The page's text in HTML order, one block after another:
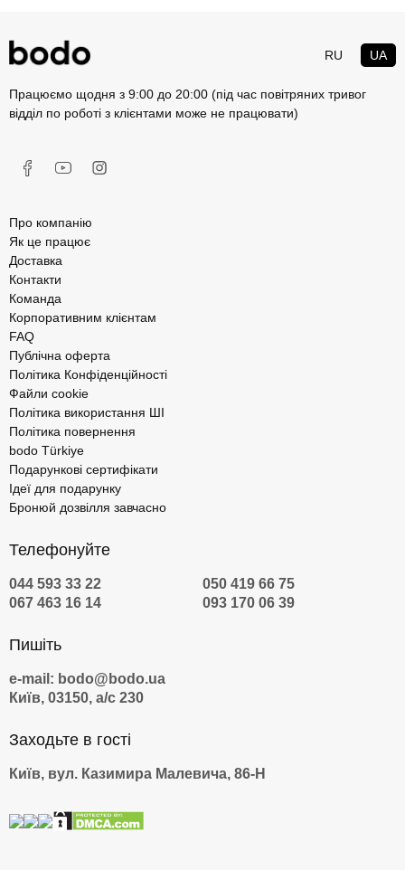
RU UA
Працюємо щодня з 9:00 до 20:00 (під час повітряних тривог
відділ по роботі з клієнтами може не працювати)
Про компанію
Як це працює
Доставка
Контакти
Команда
Корпоративним клієнтам
FAQ
Публічна оферта
Політика Конфіденційності
Файли cookie
Політика використання ШІ
Політика повернення
bodo Türkiye
Подарункові сертифікати
Ідеї для подарунку
Бронюй дозвілля завчасно
Телефонуйте
044 593 33 22
050 419 66 75
067 463 16 14
093 170 06 39
Пишіть
e-mail: bodo@bodo.ua
Київ, 03150, а/с 230
Заходьте в гості
Київ, вул. Казимира Малевича, 86-Н